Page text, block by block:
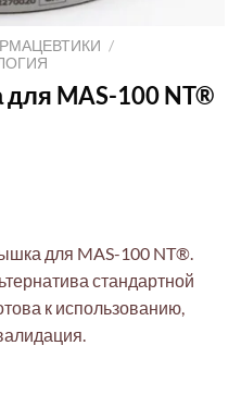
/
MAS-100 NT®
для MAS-100 NT®.
стандартной
к использованию,